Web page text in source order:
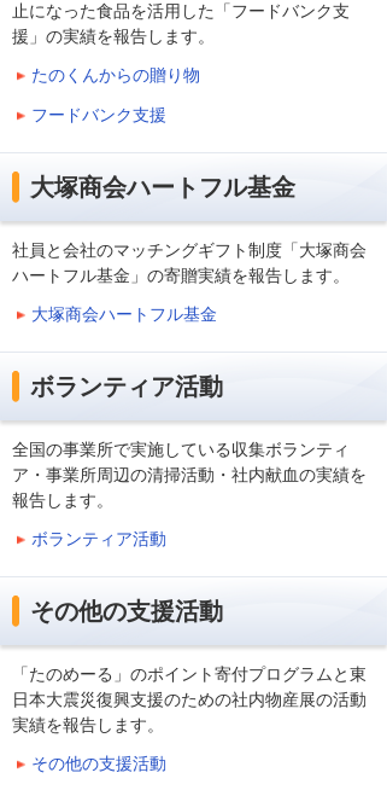
止になった食品を活用した「フードバンク支
援」の実績を報告します。
たのくんからの贈り物
フードバンク支援
大塚商会ハートフル基金
社員と会社のマッチングギフト制度「大塚商会
ハートフル基金」の寄贈実績を報告します。
大塚商会ハートフル基金
ボランティア活動
全国の事業所で実施している収集ボランティ
ア・事業所周辺の清掃活動・社内献血の実績を
報告します。
ボランティア活動
その他の支援活動
「たのめーる」のポイント寄付プログラムと東
日本大震災復興支援のための社内物産展の活動
実績を報告します。
その他の支援活動